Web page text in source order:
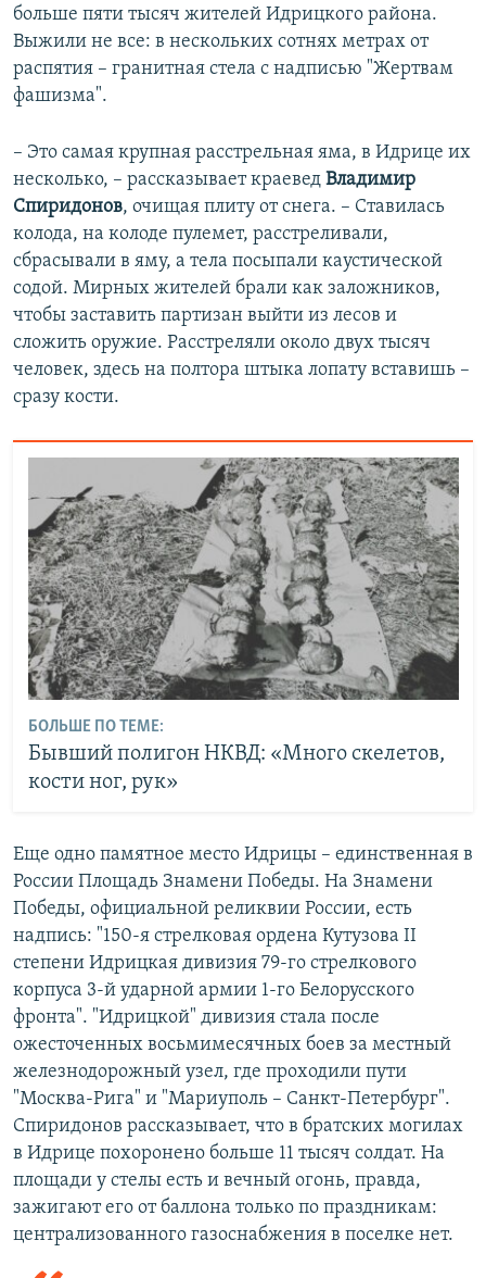
больше пяти тысяч жителей Идрицкого района.
Выжили не все: в нескольких сотнях метрах от
распятия – гранитная стела с надписью "Жертвам
фашизма".
– Это самая крупная расстрельная яма, в Идрице их
несколько, – рассказывает краевед Владимир
Спиридонов, очищая плиту от снега. – Ставилась
колода, на колоде пулемет, расстреливали,
сбрасывали в яму, а тела посыпали каустической
содой. Мирных жителей брали как заложников,
чтобы заставить партизан выйти из лесов и
сложить оружие. Расстреляли около двух тысяч
человек, здесь на полтора штыка лопату вставишь –
сразу кости.
БОЛЬШЕ ПО ТЕМЕ:
Бывший полигон НКВД: «Много скелетов,
кости ног, рук»
Еще одно памятное место Идрицы – единственная в
России Площадь Знамени Победы. На Знамени
Победы, официальной реликвии России, есть
надпись: "150-я стрелковая ордена Кутузова II
степени Идрицкая дивизия 79-го стрелкового
корпуса 3-й ударной армии 1-го Белорусского
фронта". "Идрицкой" дивизия стала после
ожесточенных восьмимесячных боев за местный
железнодорожный узел, где проходили пути
"Москва-Рига" и "Мариуполь – Санкт-Петербург".
Спиридонов рассказывает, что в братских могилах
в Идрице похоронено больше 11 тысяч солдат. На
площади у стелы есть и вечный огонь, правда,
зажигают его от баллона только по праздникам:
централизованного газоснабжения в поселке нет.